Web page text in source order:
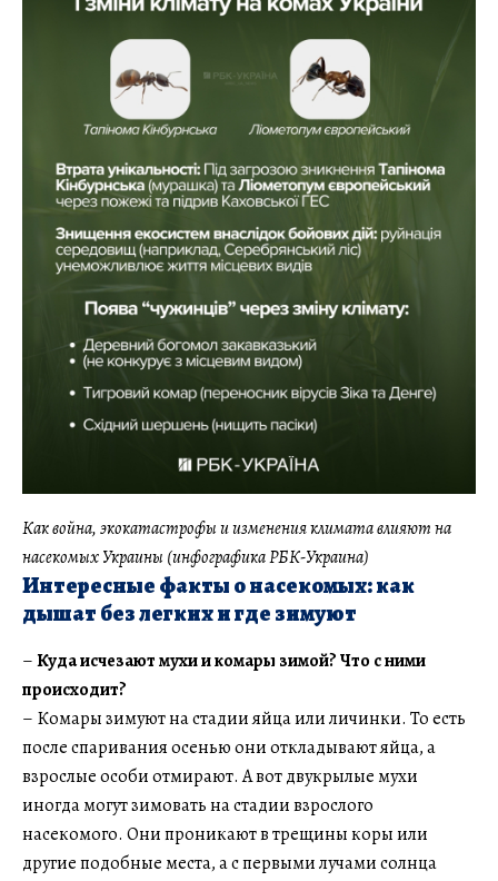
Как война, экокатастрофы и изменения климата влияют на
насекомых Украины (инфографика РБК-Украина)
Интересные факты о насекомых: как
дышат без легких и где зимуют
–Куда исчезают мухи и комары зимой? Что с ними
происходит?
– Комары зимуют на стадии яйца или личинки. То есть
после спаривания осенью они откладывают яйца, а
взрослые особи отмирают. А вот двукрылые мухи
иногда могут зимовать на стадии взрослого
насекомого. Они проникают в трещины коры или
другие подобные места, а с первыми лучами солнца